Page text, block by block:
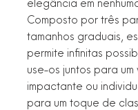
Composto por três
tamanhos graduais,
permite infinitas
use-os juntos para um
impactante ou
para um toque de